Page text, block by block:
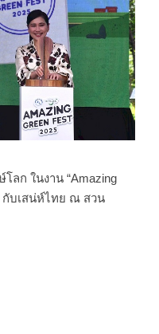
ลก ในงาน “Amazing
กับเสน่ห์ไทย ณ สวน